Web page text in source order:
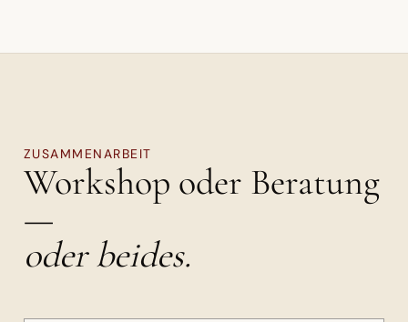
ZUSAMMENARBEIT
Workshop oder Beratung
—
oder beides.